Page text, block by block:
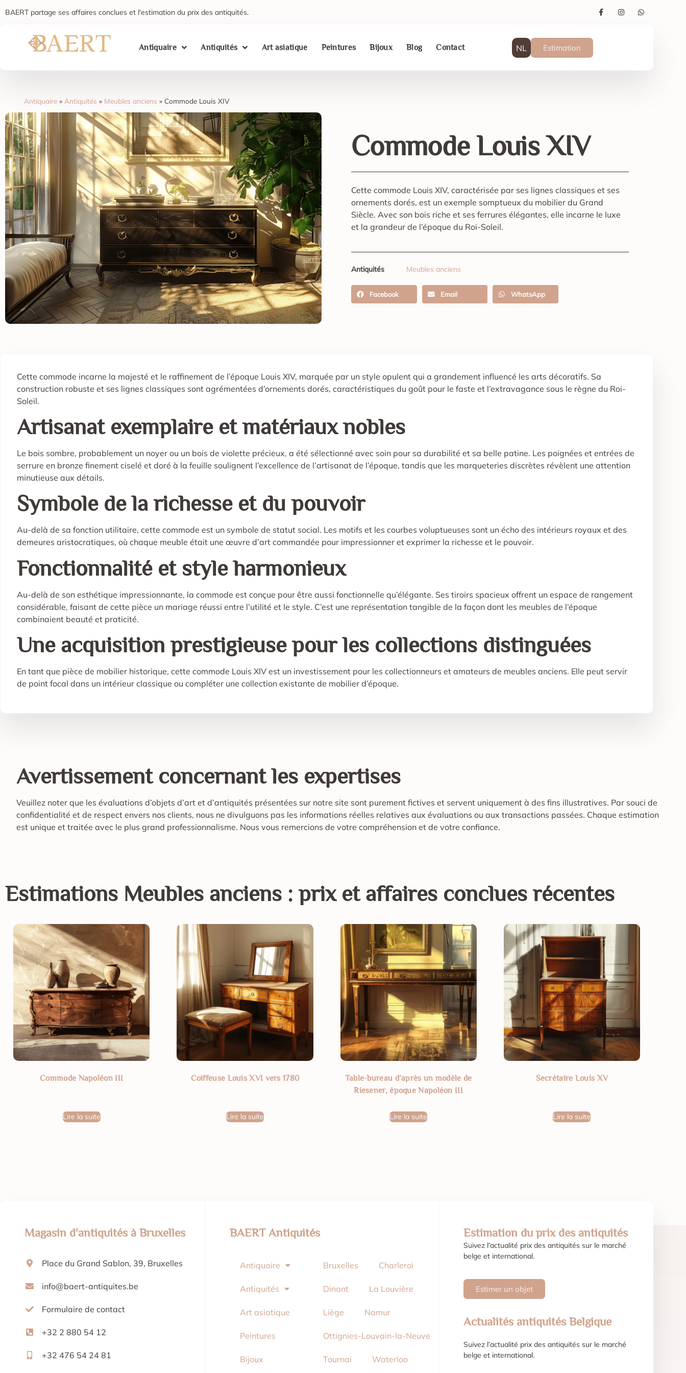
BAERT partage ses affaires conclues et l'estimation du prix des antiquités.
Antiquaire Antiquités Art asiatique Peintures Bijoux Blog Contact NL Estimation
Antiquaire » Antiquités » Meubles anciens » Commode Louis XIV
Commode Louis XIV
Cette commode Louis XIV, caractérisée par ses lignes classiques et ses
ornements dorés, est un exemple somptueux du mobilier du Grand
Siècle. Avec son bois riche et ses ferrures élégantes, elle incarne le luxe
et la grandeur de l’époque du Roi-Soleil.
Antiquités Meubles anciens
Facebook Email WhatsApp
Cette commode incarne la majesté et le raffinement de l’époque Louis XIV, marquée par un style opulent qui a grandement influencé les arts décoratifs. Sa
construction robuste et ses lignes classiques sont agrémentées d’ornements dorés, caractéristiques du goût pour le faste et l’extravagance sous le règne du Roi-
Soleil.
Artisanat exemplaire et matériaux nobles
Le bois sombre, probablement un noyer ou un bois de violette précieux, a été sélectionné avec soin pour sa durabilité et sa belle patine. Les poignées et entrées de
serrure en bronze finement ciselé et doré à la feuille soulignent l’excellence de l’artisanat de l’époque, tandis que les marqueteries discrètes révèlent une attention
minutieuse aux détails.
Symbole de la richesse et du pouvoir
Au-delà de sa fonction utilitaire, cette commode est un symbole de statut social. Les motifs et les courbes voluptueuses sont un écho des intérieurs royaux et des
demeures aristocratiques, où chaque meuble était une œuvre d’art commandée pour impressionner et exprimer la richesse et le pouvoir.
Fonctionnalité et style harmonieux
Au-delà de son esthétique impressionnante, la commode est conçue pour être aussi fonctionnelle qu’élégante. Ses tiroirs spacieux offrent un espace de rangement
considérable, faisant de cette pièce un mariage réussi entre l’utilité et le style. C’est une représentation tangible de la façon dont les meubles de l’époque
combinaient beauté et praticité.
Une acquisition prestigieuse pour les collections distinguées
En tant que pièce de mobilier historique, cette commode Louis XIV est un investissement pour les collectionneurs et amateurs de meubles anciens. Elle peut servir
de point focal dans un intérieur classique ou compléter une collection existante de mobilier d’époque.
Avertissement concernant les expertises
Veuillez noter que les évaluations d’objets d’art et d’antiquités présentées sur notre site sont purement fictives et servent uniquement à des fins illustratives. Par souci de
confidentialité et de respect envers nos clients, nous ne divulguons pas les informations réelles relatives aux évaluations ou aux transactions passées. Chaque estimation
est unique et traitée avec le plus grand professionnalisme. Nous vous remercions de votre compréhension et de votre confiance.
Estimations Meubles anciens : prix et affaires conclues récentes
Commode Napoléon III
Lire la suite
Coiffeuse Louis XVI vers 1780
Lire la suite
Table-bureau d’après un modèle de
Riesener, époque Napoléon III
Lire la suite
Secrétaire Louis XV
Lire la suite
Magasin d'antiquités à Bruxelles
Place du Grand Sablon, 39, Bruxelles
info@baert-antiquites.be
Formulaire de contact
+32 2 880 54 12
+32 476 54 24 81
BAERT Antiquités
Antiquaire
Antiquités
Art asiatique
Peintures
Bijoux
Bruxelles Charleroi
Dinant La Louvière
Liège Namur
Ottignies-Louvain-la-Neuve
Tournai Waterloo
Estimation du prix des antiquités
Suivez l’actualité prix des antiquités sur le marché
belge et international.
Estimer un objet
Actualités antiquités Belgique
Suivez l’actualité prix des antiquités sur le marché
belge et international.